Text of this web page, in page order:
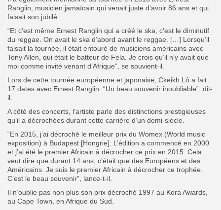
Ranglin, musicien jamaïcain qui venait juste d’avoir 86 ans et qui
faisait son jubilé.
“Et c’est même Ernest Ranglin qui a créé le ska, c’est le diminutif
du reggae. On avait le ska d’abord avant le reggae. […] Lorsqu’il
faisait la tournée, il était entouré de musiciens américains avec
Tony Allen, qui était le batteur de Fela. Je crois qu’il n’y avait que
moi comme invité venant d’Afrique”, se souvient-il.
Lors de cette tournée européenne et japonaise, Ckeikh Lô a fait
17 dates avec Ernest Ranglin. “Un beau souvenir inoubliable”, dit-
il.
A côté des concerts, l’artiste parle des distinctions prestigieuses
qu’il a décrochées durant cette carrière d’un demi-siècle.
“En 2015, j’ai décroché le meilleur prix du Womex (World music
exposition) à Budapest [Hongrie]. L’édition a commencé en 2000
et j’ai été le premier Africain à décrocher ce prix en 2015. Cela
veut dire que durant 14 ans, c’était que des Européens et des
Américains. Je suis le premier Africain à décrocher ce trophée.
C’est le beau souvenir”, lance-t-il.
Il n’oublie pas non plus son prix décroché 1997 au Kora Awards,
au Cape Town, en Afrique du Sud.